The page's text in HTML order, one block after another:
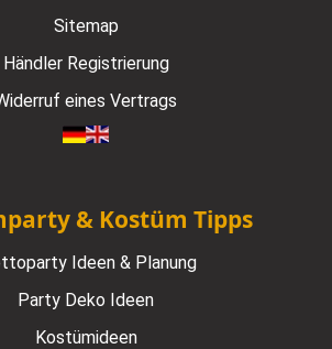
Sitemap
Händler Registrierung
eines Vertrags
& Kostüm Tipps
Ideen & Planung
Party Deko Ideen
Kostümideen